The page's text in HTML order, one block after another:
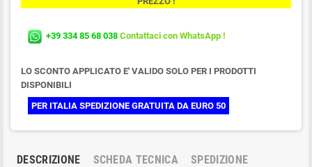
+39 334 85 68 038 Contattaci con WhatsApp !
LO SCONTO APPLICATO E' VALIDO SOLO PER I PRODOTTI
DISPONIBILI
PER ITALIA SPEDIZIONE GRATUITA DA EURO 50
DESCRIZIONE SCHEDA TECNICA
SPEDIZIONE